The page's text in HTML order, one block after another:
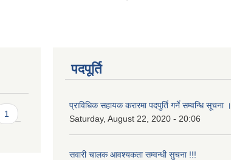
1
पदपूर्ति
प्राविधिक सहायक करारमा पदपुर्ति गर्ने सम्वन्धि सूचना ।
Saturday, August 22, 2020 - 20:06
सवारी चालक आवश्यकता सम्वन्धी सुचना !!!